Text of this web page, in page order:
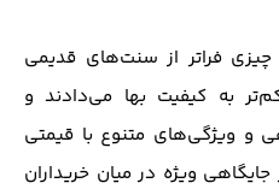
مدل ۲۰۱۶ چیزی فراتر از سنت‌های قدیمی
به کیفیت بها می‌دادند و
و ویژگی‌های متنوع با قیمتی
جایگاهی ویژه در میان خریداران